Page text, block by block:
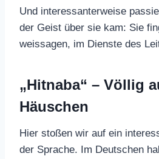
Und interessanterweise
der Geist über sie kam: Sie
weissagen, im Dienste des
„Hitnaba“ – Völlig
Häuschen
Hier stoßen wir auf ein
der Sprache. Im Deutschen